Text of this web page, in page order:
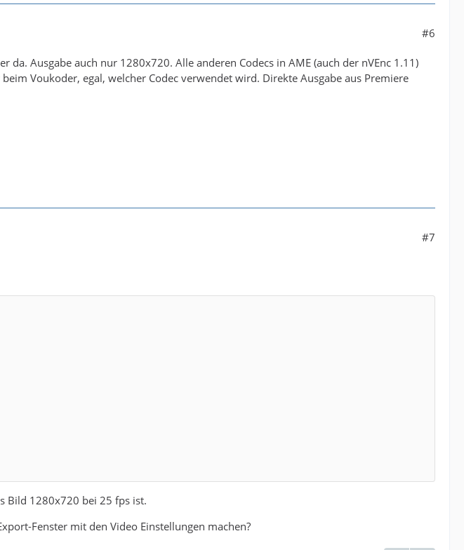
#6
da. Ausgabe auch nur 1280x720. Alle anderen Codecs in AME (auch der nVEnc 1.11)
Voukoder, egal, welcher Codec verwendet wird. Direkte Ausgabe aus Premiere
#7
Bild 1280x720 bei 25 fps ist.
Fenster mit den Video Einstellungen machen?